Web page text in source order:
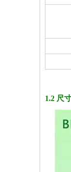
1.2 尺